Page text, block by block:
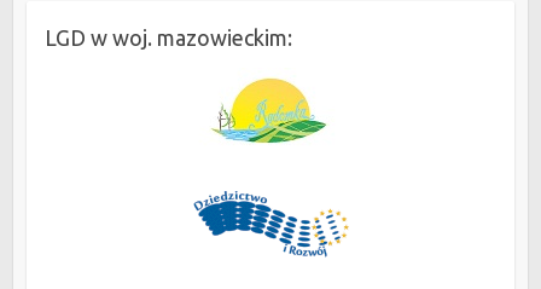
LGD w woj. mazowieckim: